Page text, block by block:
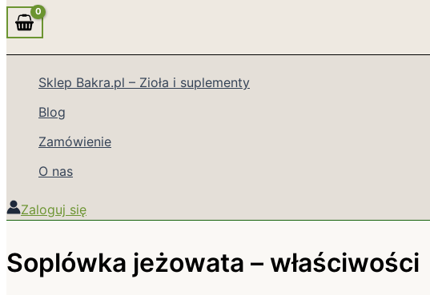
Sklep Bakra.pl – Zioła i suplementy
Blog
Zamówienie
O nas
Zaloguj się
Soplówka jeżowata – właściwości